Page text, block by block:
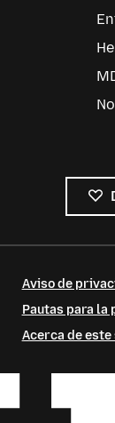
Aviso de
Pautas para la
Acerca de